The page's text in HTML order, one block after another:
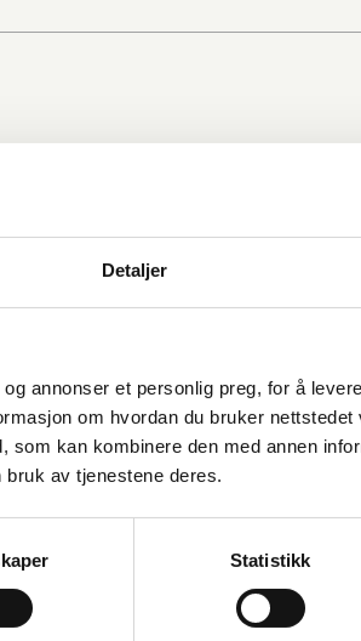
Detaljer
annonser et personlig preg, for å
om hvordan du bruker
som kan kombinere den med annen
av tjenestene deres.
Statistikk